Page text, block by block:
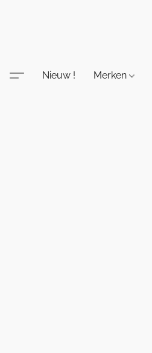
Nieuw ! Merken